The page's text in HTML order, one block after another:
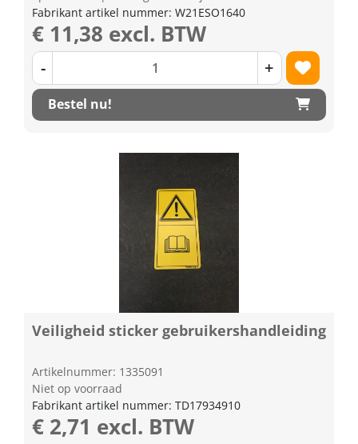
Fabrikant artikel nummer: W21ESO1640
€ 11,38 excl. BTW
- +
Bestel nu!
Veiligheid sticker gebruikershandleiding
Artikelnummer: 1335091
Niet op voorraad
Fabrikant artikel nummer: TD17934910
€ 2,71 excl. BTW